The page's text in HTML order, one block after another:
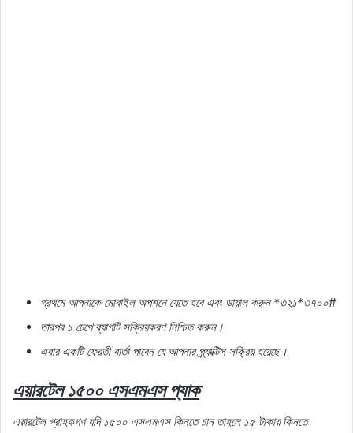
প্রথমে আপনাকে মোবাইল অপশনে যেতে হবে এবং ডায়াল করুন*৩২১*৩৭০০#
তারপর ১ চেপে ব্যাগটি সক্রিয়করণ নিশ্চিত করুন।
এবার একটি ফেরতী বার্তা পাবেন যে আপনার প্র্যাক্টিস সক্রিয় হয়েছে।
এয়ারটেল ১৫০০ এসএমএস প্যাক
এয়ারটেল গ্রাহকগণ যদি ১৫০০ এসএমএস কিনতে চান তাহলে ১৫ টাকায় কিনতে